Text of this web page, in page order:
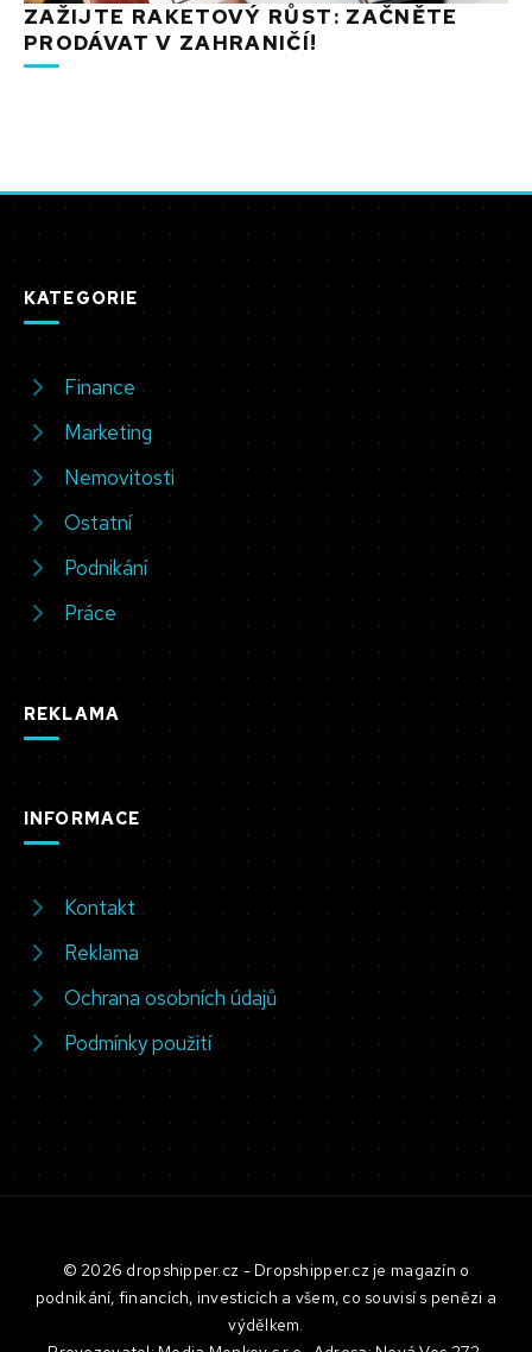
ZAŽIJTE RAKETOVÝ RŮST: ZAČNĚTE
PRODÁVAT V ZAHRANIČÍ!
KATEGORIE
Finance
Marketing
Nemovitosti
Ostatní
Podnikání
Práce
REKLAMA
INFORMACE
Kontakt
Reklama
Ochrana osobních údajů
Podmínky použití
© 2026 dropshipper.cz - Dropshipper.cz je magazín o
podnikání, financích, investicích a všem, co souvisí s penězi a
výdělkem.